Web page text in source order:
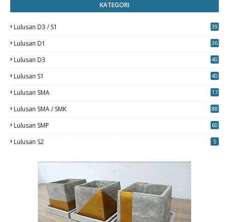
KATEGORI
Lulusan D3 / S1
39
Lulusan D1 36
Lulusan D3
40
Lulusan S1
40
Lulusan SMA 17
Lulusan SMA / SMK
88
Lulusan SMP 60
Lulusan S2 5